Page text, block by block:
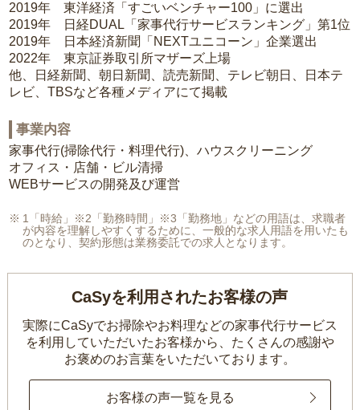
2019年 東洋経済「すごいベンチャー100」に選出
2019年 日経DUAL「家事代行サービスランキング」第1位
2019年 日本経済新聞「NEXTユニコーン」企業選出
2022年 東京証券取引所マザーズ上場
他、日経新聞、朝日新聞、読売新聞、テレビ朝日、日本テ
レビ、TBSなど各種メディアにて掲載
事業内容
家事代行(掃除代行・料理代行)、ハウスクリーニング
オフィス・店舗・ビル清掃
WEBサービスの開発及び運営
1「時給」※2「勤務時間」※3「勤務地」などの用語は、求職者
が内容を理解しやすくするために、一般的な求人用語を用いたも
のとなり、契約形態は業務委託での求人となります。
CaSyを利用されたお客様の声
実際にCaSyでお掃除やお料理などの家事代行サービス
を利用していただいたお客様から、 たくさんの感謝や
お褒めのお言葉をいただいております。
お客様の声一覧を見る